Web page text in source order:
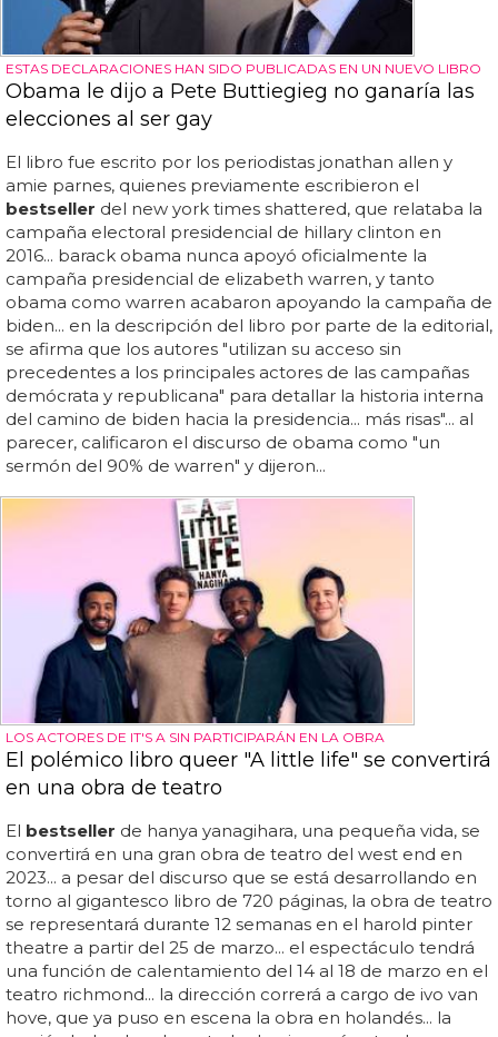
ESTAS DECLARACIONES HAN SIDO PUBLICADAS EN UN NUEVO LIBRO
Obama le dijo a Pete Buttiegieg no ganaría las
elecciones al ser gay
El libro fue escrito por los periodistas jonathan allen y
amie parnes, quienes previamente escribieron el
bestseller del new york times shattered, que relataba la
campaña electoral presidencial de hillary clinton en
2016... barack obama nunca apoyó oficialmente la
campaña presidencial de elizabeth warren, y tanto
obama como warren acabaron apoyando la campaña de
biden... en la descripción del libro por parte de la editorial,
se afirma que los autores "utilizan su acceso sin
precedentes a los principales actores de las campañas
demócrata y republicana" para detallar la historia interna
del camino de biden hacia la presidencia... más risas"... al
parecer, calificaron el discurso de obama como "un
sermón del 90% de warren" y dijeron...
LOS ACTORES DE IT'S A SIN PARTICIPARÁN EN LA OBRA
El polémico libro queer "A little life" se convertirá
en una obra de teatro
El bestseller de hanya yanagihara, una pequeña vida, se
convertirá en una gran obra de teatro del west end en
2023... a pesar del discurso que se está desarrollando en
torno al gigantesco libro de 720 páginas, la obra de teatro
se representará durante 12 semanas en el harold pinter
theatre a partir del 25 de marzo... el espectáculo tendrá
una función de calentamiento del 14 al 18 de marzo en el
teatro richmond... la dirección correrá a cargo de ivo van
hove, que ya puso en escena la obra en holandés... la